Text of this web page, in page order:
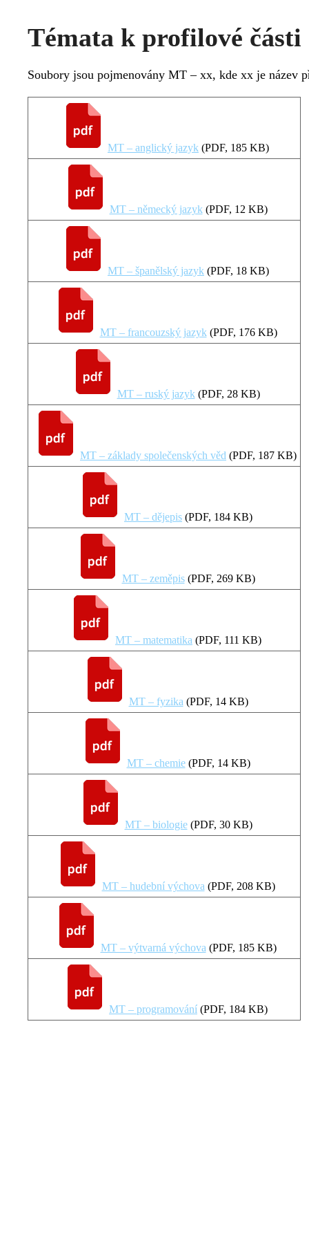
Témata k profilové
Soubory jsou pojmenovány MT – xx, kde xx je název
MT – anglický jazyk (PDF, 185 KB)
MT – německý jazyk(PDF, 12 KB)
MT – španělský jazyk (PDF, 18 KB)
MT – francouzský jazyk(PDF, 176 KB)
MT – ruský jazyk(PDF, 28 KB)
MT – základy společenských věd (PDF, 187 KB)
MT – dějepis (PDF, 184 KB)
MT – zeměpis(PDF, 269 KB)
MT – matematika (PDF, 111 KB)
MT – fyzika (PDF, 14 KB)
MT – chemie(PDF, 14 KB)
MT – biologie(PDF, 30 KB)
MT – hudební výchova (PDF, 208 KB)
MT – výtvarná výchova (PDF, 185 KB)
MT – programování (PDF, 184 KB)